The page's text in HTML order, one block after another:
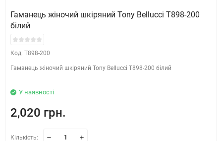
Гаманець жіночий шкіряний Tony Bellucci T898-200
білий
Код: T898-200
Гаманець жіночий шкіряний Tony Bellucci T898-200 білий
У наявності
2,020 грн.
Кількість: